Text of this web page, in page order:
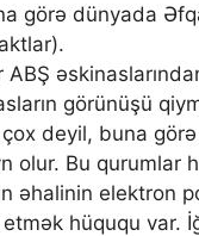
görə dünyada
görünüşü
deyil, buna
olur. Bu qurumlar
əhalinin elektron
hüququ var.